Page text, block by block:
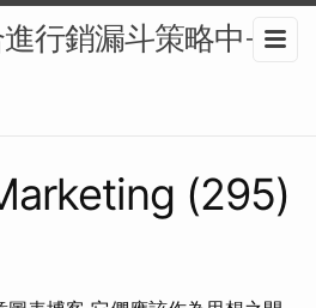
行銷漏斗策略中-
(295)